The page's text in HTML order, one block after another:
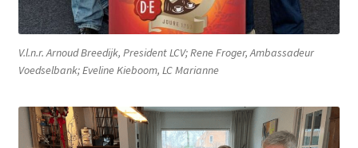
V.l.n.r. Arnoud Breedijk, President LCV; Rene Froger, Ambassadeur
Voedselbank; Eveline Kieboom, LC Marianne